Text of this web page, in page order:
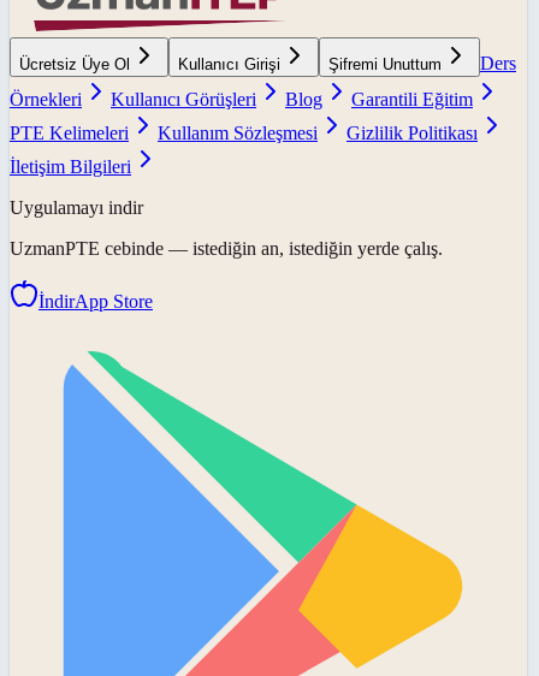
Ücretsiz Üye Ol Kullanıcı Girişi Şifremi Unuttum
Ders
Örnekleri
Kullanıcı Görüşleri Blog
Garantili Eğitim
PTE Kelimeleri
Kullanım Sözleşmesi
Gizlilik Politikası
İletişim Bilgileri
Uygulamayı indir
UzmanPTE cebinde — istediğin an, istediğin yerde çalış.
İndirApp Store